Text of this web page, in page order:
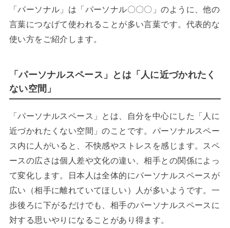
「パーソナル」は「パーソナル〇〇〇」のように、他の
言葉につなげて使われることが多い言葉です。代表的な
使い方をご紹介します。
「パーソナルスペース」とは「人に近づかれたく
ない空間」
「パーソナルスペース」とは、自分を中心にした「人に
近づかれたくない空間」のことです。パーソナルスペー
ス内に人がいると、不快感やストレスを感じます。スペ
ースの広さは個人差や文化の違い、相手との関係によっ
て変化します。日本人は全体的にパーソナルスペースが
広い（相手に離れていてほしい）人が多いようです。一
歩後ろに下がるだけでも、相手のパーソナルスペースに
対する思いやりになることがあり得ます。